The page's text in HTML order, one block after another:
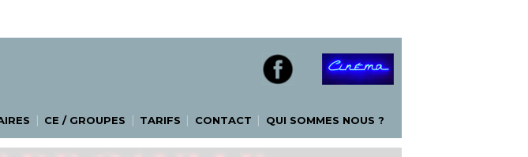
| CE / GROUPES | TARIFS | CONTACT | QUI SOMMES NOUS ?